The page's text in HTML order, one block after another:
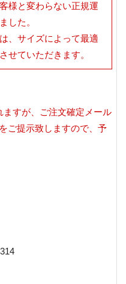
様と変わらない正規運
した。
、サイズによって最適
せていただきます。
すが、ご注文確定メール
ご提示致しますので、予